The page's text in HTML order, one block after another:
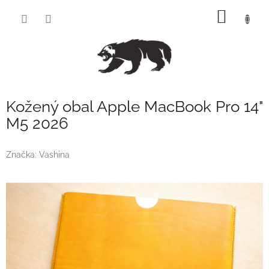
Kožený obal Apple MacBook Pro 14"
M5 2026
Značka: Vashina